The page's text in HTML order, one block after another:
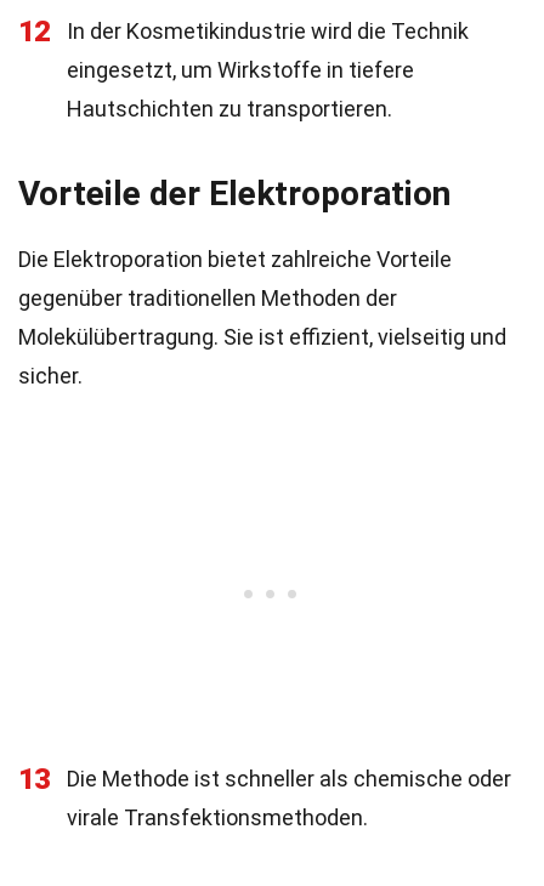
12
In der Kosmetikindustrie wird die Technik
eingesetzt, um Wirkstoffe in tiefere
Hautschichten zu transportieren.
Vorteile der Elektroporation
Die Elektroporation bietet zahlreiche Vorteile
gegenüber traditionellen Methoden der
Molekülübertragung. Sie ist effizient, vielseitig und
sicher.
13
Die Methode ist schneller als chemische oder
virale Transfektionsmethoden.